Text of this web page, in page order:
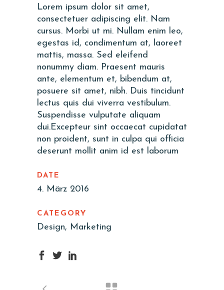
Lorem ipsum dolor sit amet,
consectetuer adipiscing elit. Nam
cursus. Morbi ut mi. Nullam enim leo,
egestas id, condimentum at, laoreet
mattis, massa. Sed eleifend
nonummy diam. Praesent mauris
ante, elementum et, bibendum at,
posuere sit amet, nibh. Duis tincidunt
lectus quis dui viverra vestibulum.
Suspendisse vulputate aliquam
dui.Excepteur sint occaecat cupidatat
non proident, sunt in culpa qui officia
deserunt mollit anim id est laborum
DATE
4. März 2016
CATEGORY
Design, Marketing